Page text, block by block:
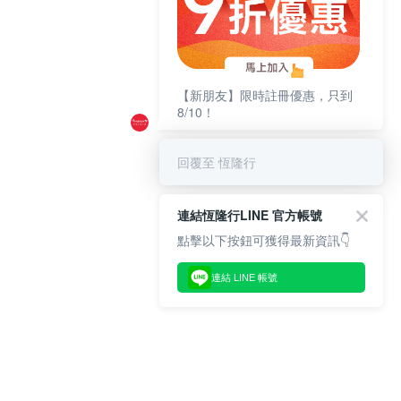
【新朋友】限時註冊優惠，只到
8/10！
回覆至 恆隆行
連結恆隆行LINE 官方帳號
點擊以下按鈕可獲得最新資訊👇
連結 LINE 帳號